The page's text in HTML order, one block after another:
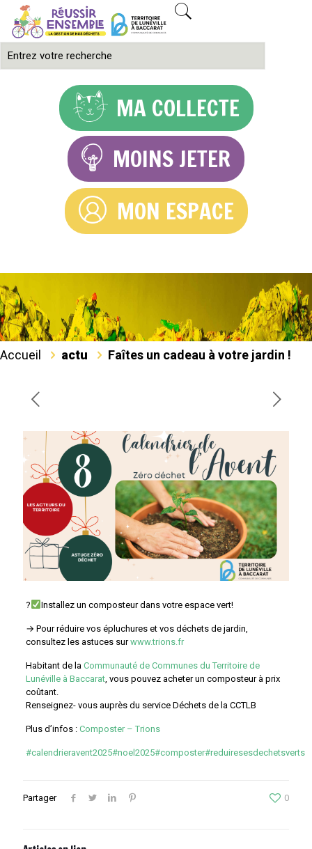
MA COLLECTE
MOINS JETER
MON ESPACE
Accueil actu Faîtes un cadeau à votre jardin !
? Installez un composteur dans votre espace vert!
→ Pour réduire vos épluchures et vos déchets de jardin,
consultez les astuces surwww.trions.fr
Habitant de la Communauté de Communes du Territoire de
Lunéville à Baccarat, vous pouvez acheter un composteur à prix
coûtant.
Renseignez- vous auprès du service Déchets de la CCTLB
Plus d’infos : Composter – Trions
#calendrieravent2025#noel2025#composter#reduiresesdechetsverts
Partager 0